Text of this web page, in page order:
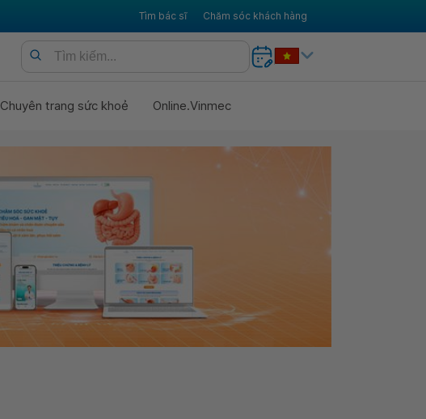
Tìm bác sĩ Chăm sóc khách hàng
Chuyên trang sức khoẻ Online.Vinmec